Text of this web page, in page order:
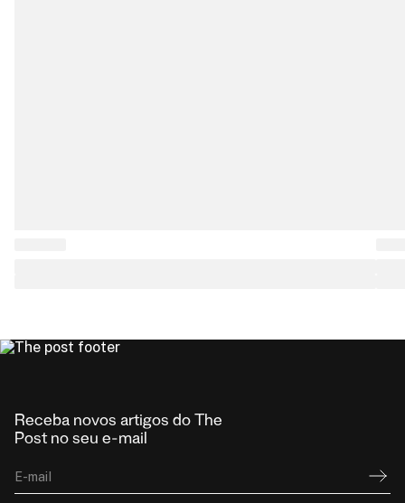
Receba novos artigos do The
Post no seu e-mail
E-mail